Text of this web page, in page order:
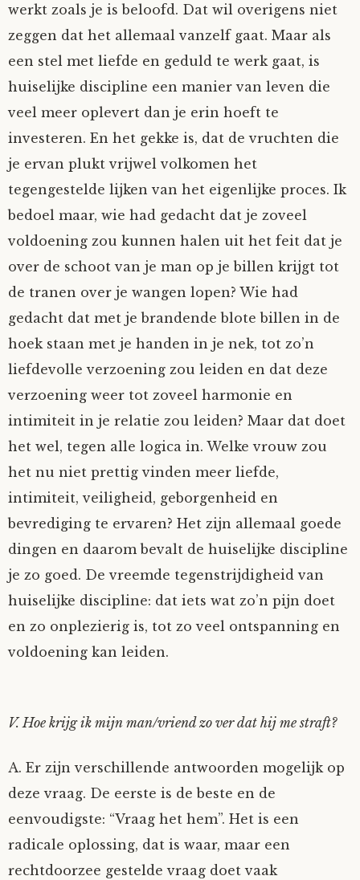
werkt zoals je is beloofd. Dat wil overigens niet
zeggen dat het allemaal vanzelf gaat. Maar als
een stel met liefde en geduld te werk gaat, is
huiselijke discipline een manier van leven die
veel meer oplevert dan je erin hoeft te
investeren. En het gekke is, dat de vruchten die
je ervan plukt vrijwel volkomen het
tegengestelde lijken van het eigenlijke proces. Ik
bedoel maar, wie had gedacht dat je zoveel
voldoening zou kunnen halen uit het feit dat je
over de schoot van je man op je billen krijgt tot
de tranen over je wangen lopen? Wie had
gedacht dat met je brandende blote billen in de
hoek staan met je handen in je nek, tot zo’n
liefdevolle verzoening zou leiden en dat deze
verzoening weer tot zoveel harmonie en
intimiteit in je relatie zou leiden? Maar dat doet
het wel, tegen alle logica in. Welke vrouw zou
het nu niet prettig vinden meer liefde,
intimiteit, veiligheid, geborgenheid en
bevrediging te ervaren? Het zijn allemaal goede
dingen en daarom bevalt de huiselijke discipline
je zo goed. De vreemde tegenstrijdigheid van
huiselijke discipline: dat iets wat zo’n pijn doet
en zo onplezierig is, tot zo veel ontspanning en
voldoening kan leiden.
V. Hoe krijg ik mijn man/vriend zo ver dat hij me straft?
A. Er zijn verschillende antwoorden mogelijk op
deze vraag. De eerste is de beste en de
eenvoudigste: “Vraag het hem”. Het is een
radicale oplossing, dat is waar, maar een
rechtdoorzee gestelde vraag doet vaak